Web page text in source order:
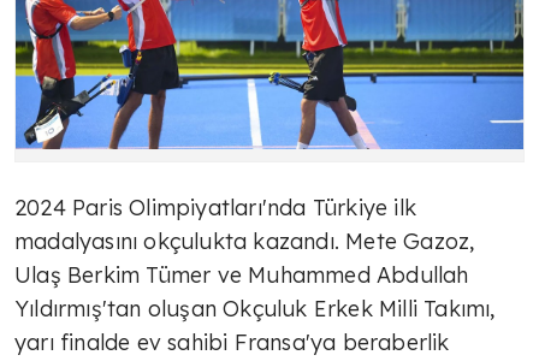
2024 Paris Olimpiyatları'nda Türkiye ilk
madalyasını okçulukta kazandı. Mete Gazoz,
Ulaş Berkim Tümer ve Muhammed Abdullah
Yıldırmış'tan oluşan Okçuluk Erkek Milli Takımı,
yarı finalde ev sahibi Fransa'ya beraberlik